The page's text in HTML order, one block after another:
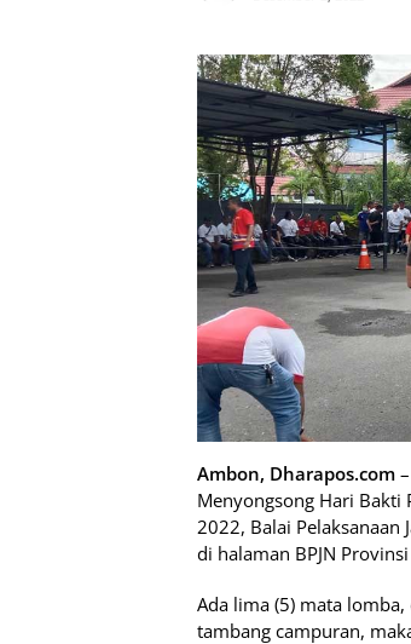
Ambon, Dharapos.com –
Menyongsong Hari Bakti
2022, Balai Pelaksanaan
di halaman BPJN
Ada lima (5) mata
tambang campuran,